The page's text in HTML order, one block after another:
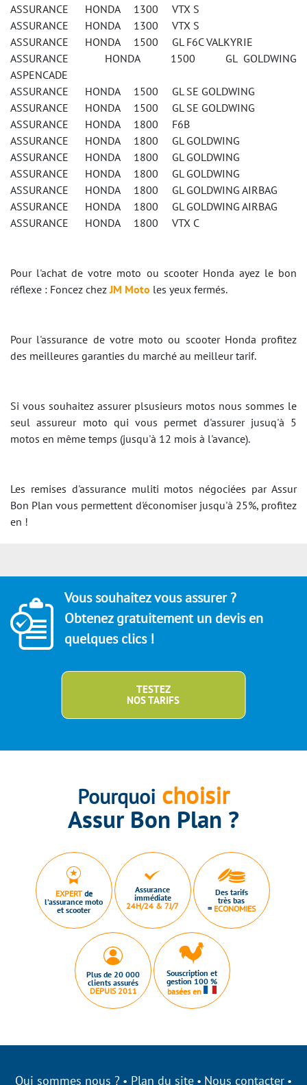
ASSURANCE HONDA 1300 VTX S
ASSURANCE HONDA 1300 VTX S
ASSURANCE HONDA 1500 GL F6C VALKYRIE
ASSURANCE HONDA 1500 GL GOLDWING
ASPENCADE
ASSURANCE HONDA 1500 GL SE GOLDWING
ASSURANCE HONDA 1500 GL SE GOLDWING
ASSURANCE HONDA 1800 F6B
ASSURANCE HONDA 1800 GL GOLDWING
ASSURANCE HONDA 1800 GL GOLDWING
ASSURANCE HONDA 1800 GL GOLDWING
ASSURANCE HONDA 1800 GL GOLDWING AIRBAG
ASSURANCE HONDA 1800 GL GOLDWING AIRBAG
ASSURANCE HONDA 1800 VTX C
Pour l'achat de votre moto ou scooter Honda ayez le bon
réflexe : Foncez chezJM Moto les yeux fermés.
Pour l'assurance de votre moto ou scooter Honda profitez
des meilleures garanties du marché au meilleur tarif.
Si vous souhaitez assurer plsusieurs motos nous sommes le
seul assureur moto qui vous permet d'assurer jusuq'à 5
motos en même temps (jusqu'à 12 mois à l'avance).
Les remises d'assurance muliti motos négociées par Assur
Bon Plan vous permettent d'économiser jusqu'à 25%, profitez
en !
Vous souhaitez vous assurer ?
Obtenez gratuitement un devis en
quelques clics !
TESTEZ
NOS TARIFS
Pourquoi choisir
Assur Bon Plan ?
EXPERTde
l’assurance moto
et scooter
Assurance
immédiate
24H/24 & 7J/7
Des tarifs
très bas
= ECONOMIES
Plus de 20 000
clients assurés
DEPUIS 2011
Souscription et
gestion 100 %
basées en
Qui sommes nous ? Plan du site Nous contacter